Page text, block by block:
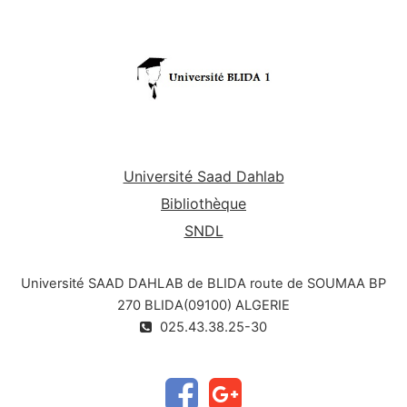
appareillage), Techniques d’analyse
spectroscopique (principe et appareillage), …
Université Saad Dahlab
Bibliothèque
SNDL
Université SAAD DAHLAB de BLIDA route de SOUMAA BP
270 BLIDA(09100) ALGERIE
025.43.38.25-30